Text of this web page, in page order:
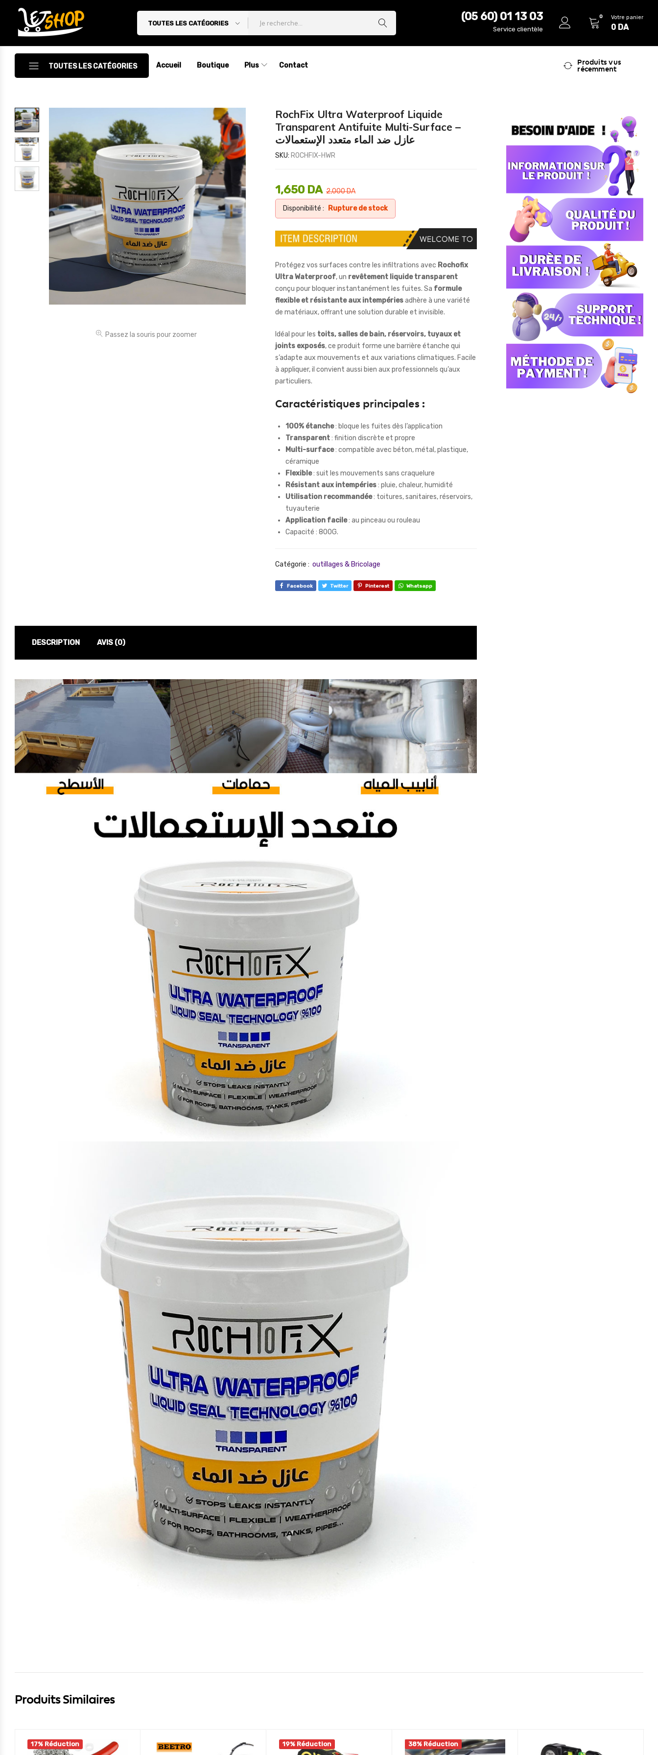
Letshop.dz
TOUTES LES CATÉGORIES
(05 60) 01 13 03
Service clientèle
0 Votre panier
0 DA
TOUTES LES CATÉGORIES
Accessoires
Accessoires Auto/Moto
Accessoires PC
Camping & Randonnée
Cuisine
Décoration
Electroménager
Électronique
Maison
Accueil Boutique Plus Contact
Produits vus
récemment
Passez la souris pour zoomer
RochFix Ultra Waterproof Liquide
Transparent Antifuite Multi-Surface –
عازل ضد الماء متعدد الإستعمالات
SKU: ROCHFIX-HWR
2,000DA
1,650 DA
Disponibilité : Rupture de stock
Protégez vos surfaces contre les infiltrations avec Rochofix
Ultra Waterproof, un revêtement liquide transparent
conçu pour bloquer instantanément les fuites. Sa formule
flexible et résistante aux intempériesadhère à une variété
de matériaux, offrant une solution durable et invisible.
Idéal pour les toits, salles de bain, réservoirs, tuyaux et
joints exposés, ce produit forme une barrière étanche qui
s’adapte aux mouvements et aux variations climatiques. Facile
à appliquer, il convient aussi bien aux professionnels qu’aux
particuliers.
Caractéristiques principales :
100% étanche: bloque les fuites dès l’application
Transparent: finition discrète et propre
Multi-surface: compatible avec béton, métal, plastique,
céramique
Flexible: suit les mouvements sans craquelure
Résistant aux intempéries: pluie, chaleur, humidité
Utilisation recommandée: toitures, sanitaires, réservoirs,
tuyauterie
Application facile: au pinceau ou rouleau
Capacité : 800G.
Catégorie : outillages & Bricolage
Facebook Twitter Pinterest Whatsapp
DESCRIPTION AVIS (0)
Produits Similaires
17% Réduction 19% Réduction 38% Réduction